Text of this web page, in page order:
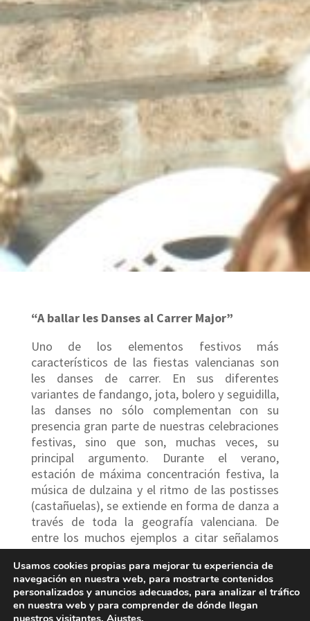
“A ballar les Danses al Carrer Major”
Uno de los elementos festivos más
característicos de las fiestas valencianas son
les danses de carrer. En sus diferentes
variantes de fandango, jota, bolero y seguidilla,
las danses no sólo complementan con su
presencia gran parte de nuestras celebraciones
festivas, sino que son, muchas veces, su
principal argumento. Durante el verano,
estación de máxima concentración festiva, la
música de dulzaina y el ritmo de las postisses
(castañuelas), se extiende en forma de danza a
través de toda la geografía valenciana. De
entre los muchos ejemplos a citar señalamos
las jotas de Casas Bajas (Fiestas del Salvador,
del 6 al 8 de agosto) y Chelva (Fiestas en honor
a la Virgen del Remedio, últimos diez días de
agosto), les Danses de Sant Bertomeu (semana
del 24 de agosto) –Vallada–, les Danses de
Usamos cookies propias para mejorar tu experiencia de
navegación en nuestra web, para mostrarte contenidos
personalizados y anuncios adecuados, para analizar el tráfico
en nuestra web y para comprender de dónde llegan
nuestros visitantes. Ajustes.